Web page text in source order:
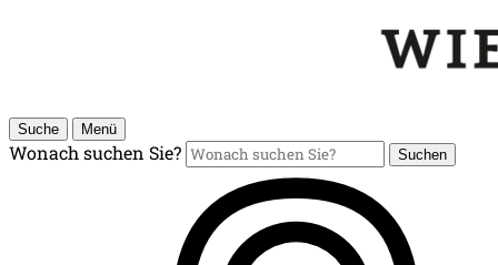
Suche Menü
Wonach suchen Sie? Suchen